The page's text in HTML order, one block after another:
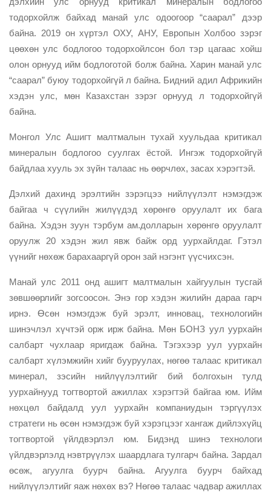
тодорхойлж байхад манай улс одоогоор “саарал” дээр
байна. 2019 он хүртэл ОХУ, АНУ, Европын Холбоо зэрэг
цөөхөн улс бодлогоо тодорхойлсон бол тэр цагаас хойш
олон орнууд ийм бодлоготой болж байна. Харин манай улс
“саарал” буюу тодорхойгүй л байна. Бидний адил Африкийн
хэдэн улс, мөн Казахстан зэрэг орнууд л тодорхойгүй
байна.
Монгол Улс Ашигт малтмалын тухай хуульдаа критикал
минералын бодлогоо суулгах ёстой. Ингэж тодорхойгүй
байдлаа хууль эх зүйн талаас нь өөрчлөх, засах хэрэгтэй.
Дэлхий дахинд эрэлтийн зэрэгцээ нийлүүлэлт нэмэгдэж
байгаа ч сүүлийн жилүүдэд хөрөнгө оруулалт их бага
байна. Хэдэн зуун тэрбум ам.долларын хөрөнгө оруулалт
оруулж 20 хэдэн жил явж байж орд уурхайлдаг. Гэтэл
үүнийг нөхөж барахааргүй орон зай нэгэнт үүсчихсэн.
Манай улс 2011 онд ашигт малтмалын хайгуулын тусгай
зөвшөөрлийг зогсоосон. Энэ гор хэдэн жилийн дараа гарч
ирнэ. Өсөн нэмэгдэж буй эрэлт, инновац, технологийн
шинэчлэл хүчтэй орж ирж байна. Мөн БОНЗ уул уурхайн
салбарт чухлаар яригдаж байна. Тэгэхээр уул уурхайн
салбарт хүлэмжийн хийг бууруулах, нөгөө талаас критикал
минерал, зэсийн нийлүүлэлтийг бий болгохын тулд
уурхайнууд тогтвортой ажиллах хэрэгтэй байгаа юм. Ийм
нөхцөл байдалд уул уурхайн компаниудын тэргүүлэх
стратеги нь өсөн нэмэгдэж буй хэрэгцээг хангаж дийлэхүйц
тогтвортой үйлдвэрлэл юм. Бидэнд шинэ технологи
үйлдвэрлэлд нэвтрүүлэх шаардлага тулгарч байна. Зардал
өсөж, агуулга буурч байна. Агуулга буурч байхад
нийлүүлэлтийг яаж нөхөх вэ? Нөгөө талаас чадвар ажиллах